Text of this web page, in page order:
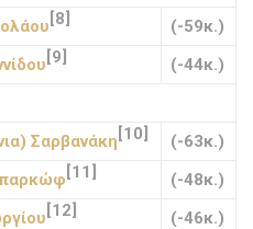
[8]
(-59κ.)
[9]
(-44κ.)
Σαρβανάκη [10]
(-63κ.)
[11]
(-48κ.)
[12]
(-46κ.)